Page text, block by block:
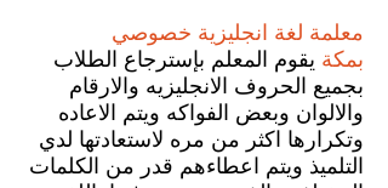
معلمة لغة انجليزية خصوصي
بمكة يقوم المعلم بإسترجاع الطلاب
بجميع الحروف الانجليزيه والارقام
والالوان وبعض الفواكه ويتم الاعاده
وتكرارها اكثر من مره لاستعادتها لدي
التلميذ ويتم اعطاءهم قدر من الكلمات